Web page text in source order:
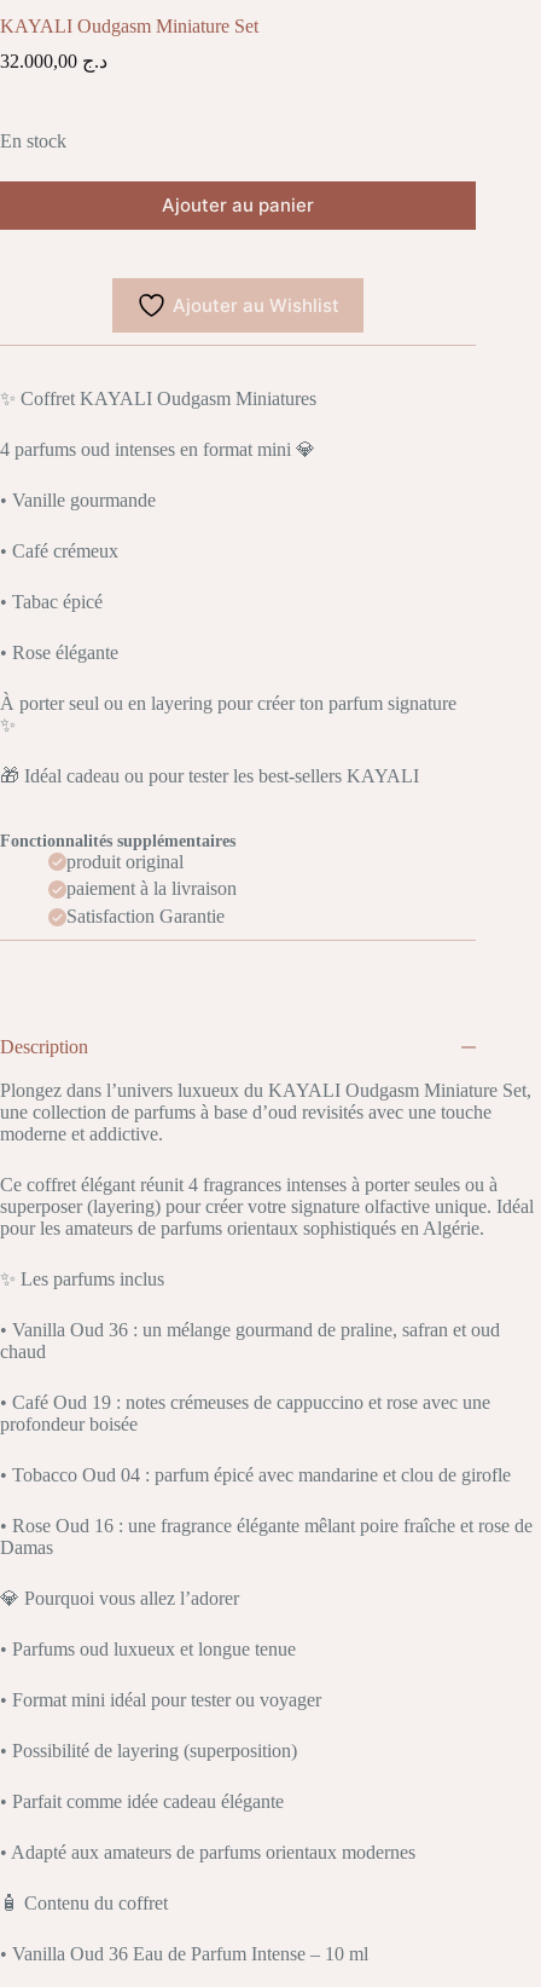
KAYALI Oudgasm Miniature Set
د.ج
En stock
Ajouter au panier
Ajouter au Wishlist
✨ Coffret KAYALI Oudgasm Miniatures
4 parfums oud intenses en format mini 💎
• Vanille gourmande
• Café crémeux
• Tabac épicé
• Rose élégante
À porter seul ou en layering pour créer ton parfum signature
✨
🎁 Idéal cadeau ou pour tester les best-sellers KAYALI
Fonctionnalités supplémentaires
produit original
paiement à la livraison
Satisfaction Garantie
Description
Plongez dans l’univers luxueux du KAYALI Oudgasm Miniature Set,
une collection de parfums à base d’oud revisités avec une touche
moderne et addictive.
Ce coffret élégant réunit 4 fragrances intenses à porter seules ou à
superposer (layering) pour créer votre signature olfactive unique. Idéal
pour les amateurs de parfums orientaux sophistiqués en Algérie.
✨ Les parfums inclus
• Vanilla Oud 36 : un mélange gourmand de praline, safran et oud
chaud
• Café Oud 19 : notes crémeuses de cappuccino et rose avec une
profondeur boisée
• Tobacco Oud 04 : parfum épicé avec mandarine et clou de girofle
• Rose Oud 16 : une fragrance élégante mêlant poire fraîche et rose de
Damas
💎 Pourquoi vous allez l’adorer
• Parfums oud luxueux et longue tenue
• Format mini idéal pour tester ou voyager
• Possibilité de layering (superposition)
• Parfait comme idée cadeau élégante
• Adapté aux amateurs de parfums orientaux modernes
🧴 Contenu du coffret
• Vanilla Oud 36 Eau de Parfum Intense – 10 ml